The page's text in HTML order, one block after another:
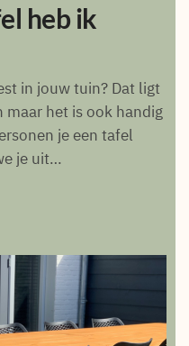
heb ik
in jouw tuin? Dat ligt
het is ook handig
je een tafel
je uit…